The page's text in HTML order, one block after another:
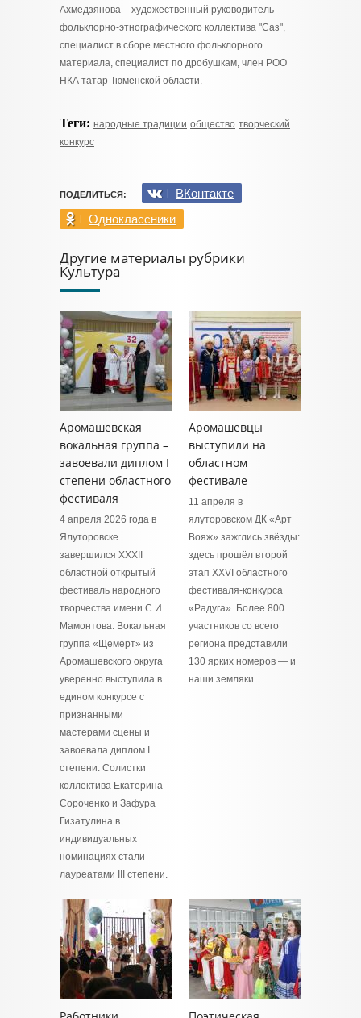
Ахмедзянова – художественный руководитель
фольклорно-этнографического коллектива "Саз",
специалист в сборе местного фольклорного
материала, специалист по дробушкам, член РОО
НКА татар Тюменской области.
Теги: народные традиции общество творческий
конкурс
ПОДЕЛИТЬСЯ:
ВКонтакте
Одноклассники
Другие материалы рубрики
Культура
Аромашевская
вокальная группа –
завоевали диплом I
степени областного
фестиваля
4 апреля 2026 года в
Ялуторовске
завершился XXXII
областной открытый
фестиваль народного
творчества имени С.И.
Мамонтова. Вокальная
группа «Щемерт» из
Аромашевского округа
уверенно выступила в
едином конкурсе с
признанными
мастерами сцены и
завоевала диплом I
степени. Солистки
коллектива Екатерина
Сороченко и Зафура
Гизатулина в
индивидуальных
номинациях стали
лауреатами III степени.
Аромашевцы
выступили на
областном
фестивале
11 апреля в
ялуторовском ДК «Арт
Вояж» зажглись звёзды:
здесь прошёл второй
этап XXVI областного
фестиваля-конкурса
«Радуга». Более 800
участников со всего
региона представили
130 ярких номеров — и
наши земляки.